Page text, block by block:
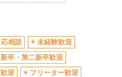
車通勤OK
社会保険あり
応相談
未経験歓迎
新卒・第二新卒歓迎
迎
フリーター歓迎